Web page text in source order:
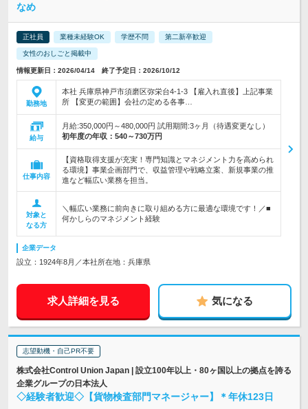
なめ
正社員 業種未経験OK 学歴不問 第二新卒歓迎
女性のおしごと掲載中
情報更新日：2026/04/14 終了予定日：2026/10/12
勤務地
本社 兵庫県神戸市須磨区弥栄台4-1-3 【雇入れ直後】上記事業
所 【変更の範囲】会社の定める各事…
給与
月給:350,000円～480,000円 試用期間:3ヶ月（待遇変更なし）
初年度の年収： 540～730万円
仕事内容
【資格取得支援が充実！専門知識とマネジメント力を高められ
る環境】事業企画部門で、収益管理や戦略立案、新規事業の推
進など幅広い業務を担当。
対象と
なる方
＼幅広い業務に前向きに取り組める方に最適な環境です！／■
何かしらのマネジメント経験
企業データ
設立：1924年8月／本社所在地：兵庫県
求人詳細を見る 気になる
志望動機・自己PR不要
株式会社Control Union Japan | 設立100年以上・80ヶ国以上の拠点を誇る
企業グループの日本法人
◇経験者歓迎◇【貨物検査部門マネージャー】＊年休123日